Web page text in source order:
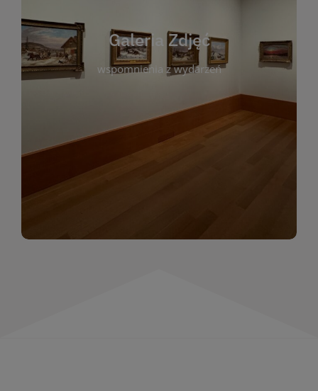
Galeria Zdjęć
wspomnienia z wydarzeń
którym można zobaczyć, jak żyje nasza biblioteka
i jej społeczność. Zdjęcia dokumentują zarówno
uroczyste chwile, jak i codzienne aktywności
czytelników. Regularnie dodajemy nowe galerie,
by każdy mógł powrócić do wyjątkowych
momentów. Zapraszamy do obejrzenia,
wspominania i inspirowania się!